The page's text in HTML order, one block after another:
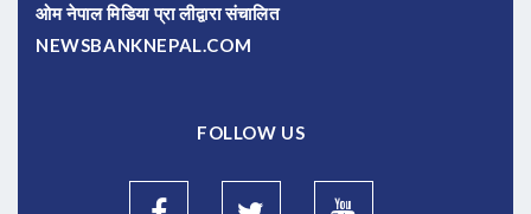
ओम नेपाल मिडिया प्रा लीद्वारा संचालित
NEWSBANKNEPAL.COM
FOLLOW US